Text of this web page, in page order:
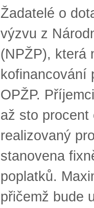
Žadatelé o
výzvu z
(NPŽP), která
kofinancování
OPŽP.
až sto procent
realizovaný
stanovena
poplatků.
přičemž bude